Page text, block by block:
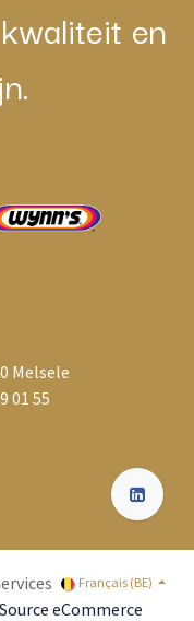
en
Melsele
01 55
Français (BE)
eCommerce